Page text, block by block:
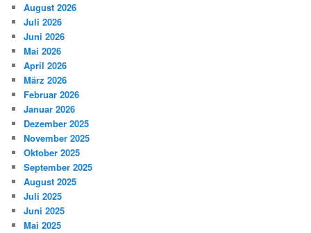
August 2026
Juli 2026
Juni 2026
Mai 2026
April 2026
März 2026
Februar 2026
Januar 2026
Dezember 2025
November 2025
Oktober 2025
September 2025
August 2025
Juli 2025
Juni 2025
Mai 2025